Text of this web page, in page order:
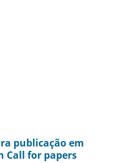
publicação em
Call for papers